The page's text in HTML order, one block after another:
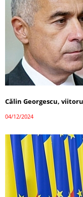
Călin Georgescu,
04/12/2024